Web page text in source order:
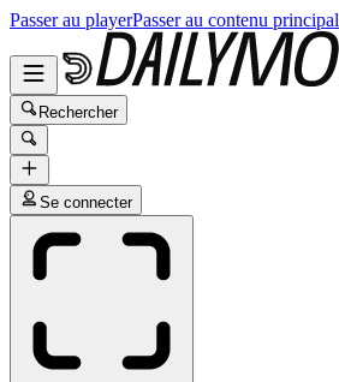
Passer au playerPasser au contenu principal
Rechercher
Se connecter